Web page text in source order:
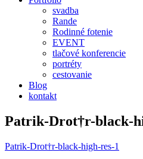
svadba
Rande
Rodinné fotenie
EVENT
tlačové konferencie
portréty
cestovanie
Blog
kontakt
Patrik-Drot†r-black-
Patrik-Drot†r-black-high-res-1